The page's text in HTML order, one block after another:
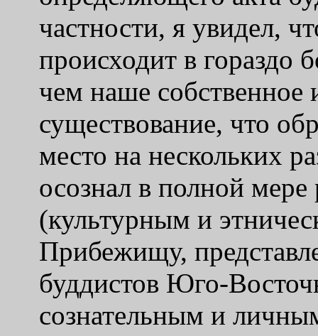
частности, я увидел,
происходит в гораздо
чем наше собственное
существование, что
место на нескольких
осознал в полной
(культурным и
Прибежищу,
буддистов Юго-
сознательным и